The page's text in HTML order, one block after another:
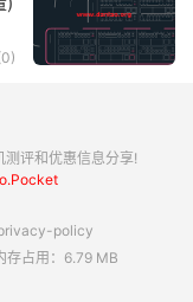
0)
测评和优惠信息分享!
policy
存占用：6.79 MB